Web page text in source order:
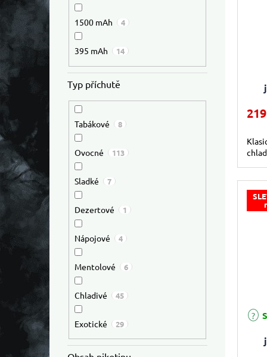
1500 mAh 4
395 mAh 14
Typ příchutě
Tabákové 8
Ovocné 113
Sladké 7
Dezertové 1
Nápojové 4
Mentolové 6
Chladivé 45
Exotické 29